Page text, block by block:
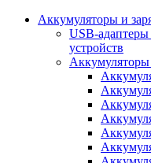
Аккумуляторы и
USB-
устройств